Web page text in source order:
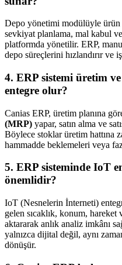
Depo yönetimi modülüyle
sevkiyat planlama, mal kabul
platformda yönetilir. ERP,
depo süreçlerini hızlandırır ve
4. ERP sistemi üretim
entegre olur?
Canias ERP, üretim planına
(MRP) yapar, satın alma ve
Böylece stoklar üretim hattına
hammadde beklemeleri veya
5. ERP sisteminde IoT
önemlidir?
IoT (Nesnelerin İnterneti)
gelen sıcaklık, konum,
aktararak anlık analiz imkânı
yalnızca dijital değil, aynı
dönüşür.